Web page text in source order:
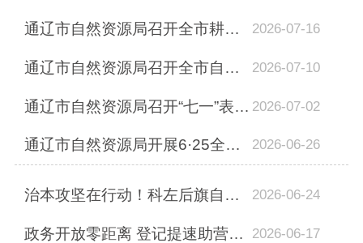
通辽市自然资源局召开全市耕地储备库项目工作推进会 2026-07-16
通辽市自然资源局召开全市自然资源系统安全生产暨汛期地质灾害防治工作... 2026-07-10
通辽市自然资源局召开“七一”表彰暨树立和践行正确政绩观学习教育专题... 2026-07-02
通辽市自然资源局开展6·25全国土地日宣传活动 2026-06-26
治本攻坚在行动！科左后旗自然资源局曝光两起矿山安全隐患典型案例 2026-06-24
政务开放零距离 登记提速助营商--通辽市自然资源局开展政府开放日活动 2026-06-17